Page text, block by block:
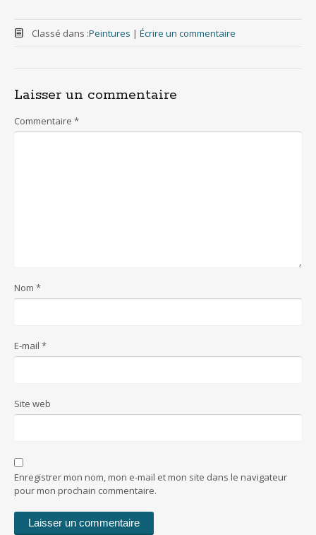
Classé dans :Peintures | Écrire un commentaire
Laisser un commentaire
Commentaire *
Nom *
E-mail *
Site web
Enregistrer mon nom, mon e-mail et mon site dans le navigateur
pour mon prochain commentaire.